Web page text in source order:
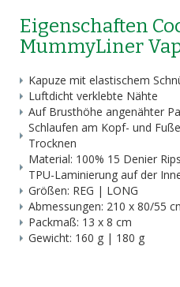
Eigenschaften
MummyLiner
Kapuze mit elastischem
Luftdicht verklebte Nähte
Auf Brusthöhe angenähter
Schlaufen am Kopf- und
Trocknen
Material: 100% 15 Denier
TPU-Laminierung auf der
Größen: REG | LONG
Abmessungen: 210 x 80/55
Packmaß: 13 x 8 cm
Gewicht: 160 g | 180 g